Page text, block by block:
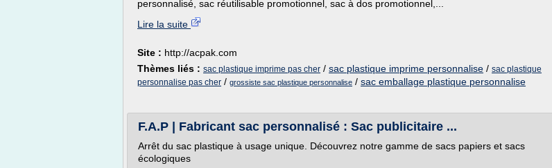
personnalisé, sac réutilisable promotionnel, sac à dos promotionnel,...
Lire la suite
Site : http://acpak.com
Thèmes liés : sac plastique imprime pas cher / sac plastique imprime personnalise / sac plastique
personnalise pas cher / grossiste sac plastique personnalise / sac emballage plastique personnalise
F.A.P | Fabricant sac personnalisé : Sac publicitaire ...
Arrêt du sac plastique à usage unique. Découvrez notre gamme de sacs papiers et sacs
écologiques